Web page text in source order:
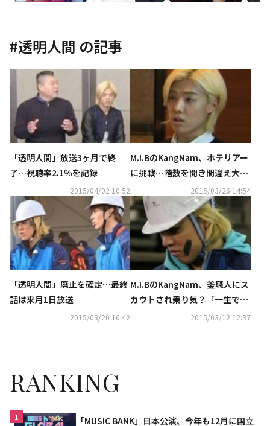
#透明人間 の記事
「透明人間」放送3ヶ月で終
了…視聴率2.1％を記録
2015/04/02 10:52
M.I.BのKangNam、ホテリアー
に挑戦…階数を聞き間違え大焦
り「心臓が飛び出るかと思っ
た」
2015/03/26 14:54
「透明人間」廃止を確定…最終
話は来月1日放送
2015/03/20 16:42
M.I.BのKangNam、釜職人にス
カウトされ乗り気？「一生でき
る仕事、良さそうだ」2015/03/12 12:37
RANKING
1 「MUSIC BANK」日本公演、今年も12月に国立